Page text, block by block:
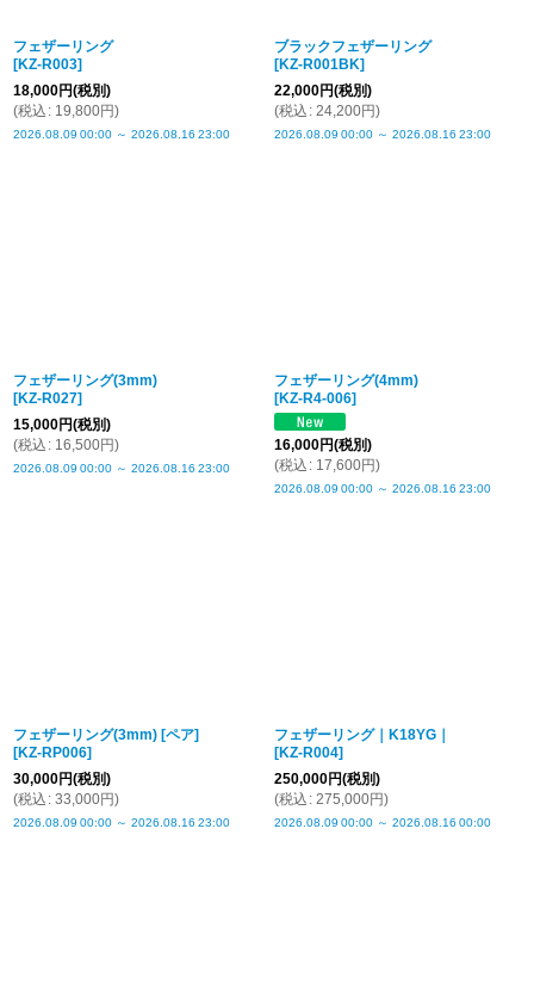
フェザーリング
[KZ-R003]
18,000円(税別)
(税込 : 19,800円)
2026.08.09 00:00 ～ 2026.08.16 23:00
ブラックフェザーリング
[KZ-R001BK]
22,000円(税別)
(税込 : 24,200円)
2026.08.09 00:00 ～ 2026.08.16 23:00
フェザーリング(3mm)
[KZ-R027]
15,000円(税別)
(税込 : 16,500円)
2026.08.09 00:00 ～ 2026.08.16 23:00
フェザーリング(4mm)
[KZ-R4-006]
16,000円(税別)
(税込 : 17,600円)
2026.08.09 00:00 ～ 2026.08.16 23:00
フェザーリング(3mm) [ペア]
[KZ-RP006]
30,000円(税別)
(税込 : 33,000円)
2026.08.09 00:00 ～ 2026.08.16 23:00
フェザーリング｜K18YG｜
[KZ-R004]
250,000円(税別)
(税込 : 275,000円)
2026.08.09 00:00 ～ 2026.08.16 00:00